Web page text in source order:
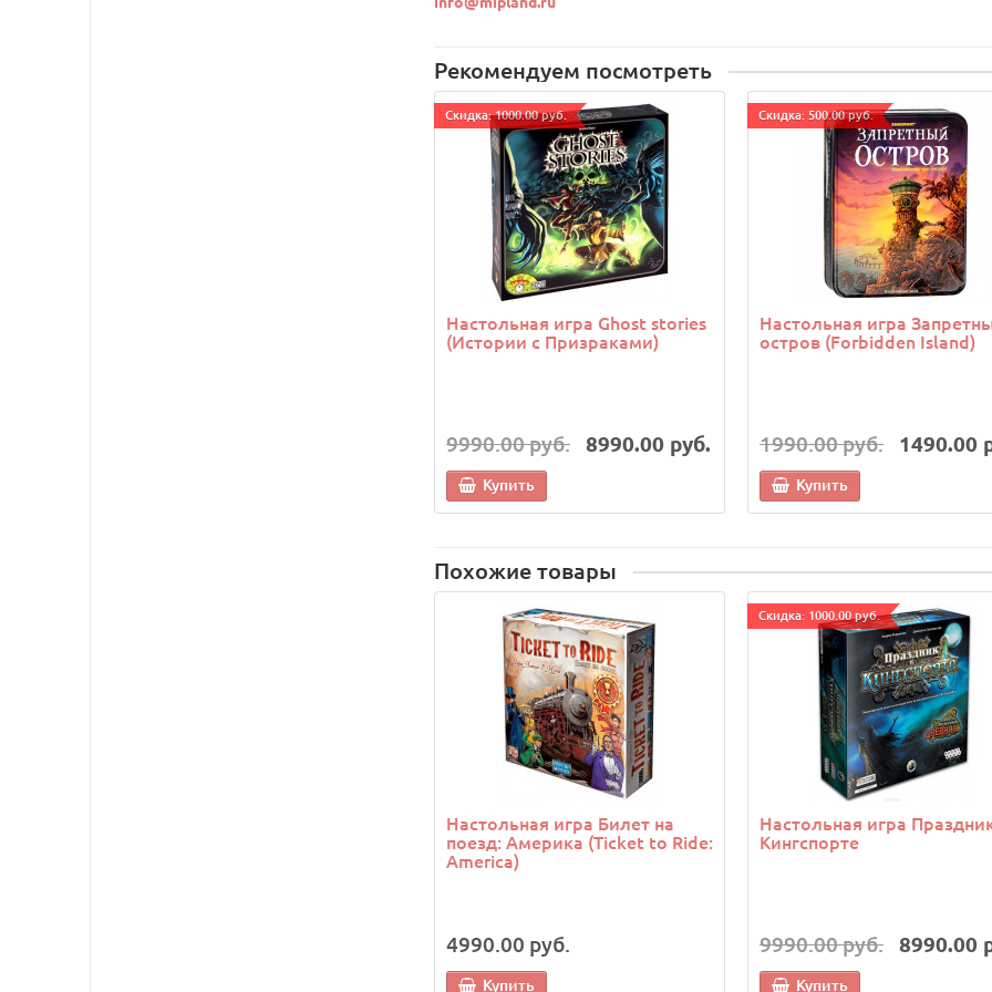
Рекомендуем посмотреть
Cкидка: 1000.00 руб.
Настольная игра Ghost stories
(Истории с Призраками)
9990.00 руб. 8990.00 руб.
Купить
Cкидка: 500.00 руб.
Настольная игра
остров (Forbidden Island)
1990.00 руб. 1490.00
Купить
Похожие товары
Настольная игра Билет на
поезд: Америка (Ticket to Ride:
America)
4990.00 руб.
Купить
Cкидка: 1000.00 руб.
Настольная игра
Кингспорте
9990.00 руб. 8990.00
Купить